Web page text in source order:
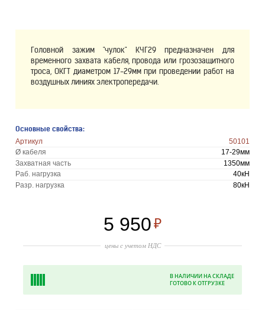
Головной зажим "чулок" КЧГ29 предназначен для
временного захвата кабеля, провода или грозозащитного
троса, ОКГТ диаметром 17-29мм при проведении работ на
воздушных линиях электропередачи.
Основные свойства:
Артикул
50101
Ø кабеля
17-29мм
Захватная часть
1350мм
Раб. нагрузка
40кН
Разр. нагрузка
80кН
5 950₽
цены с учетом НДС
В НАЛИЧИИ НА СКЛАДЕ
ГОТОВО К ОТГРУЗКЕ